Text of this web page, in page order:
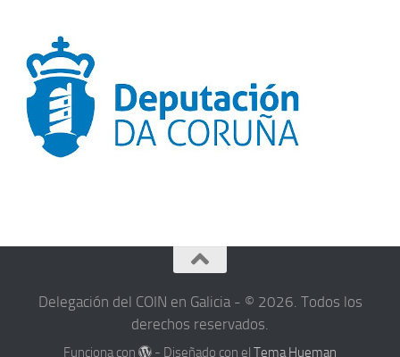
Delegación del COIN en Galicia - © 2026. Todos los
derechos reservados.
Funciona con - Diseñado con el Tema Hueman